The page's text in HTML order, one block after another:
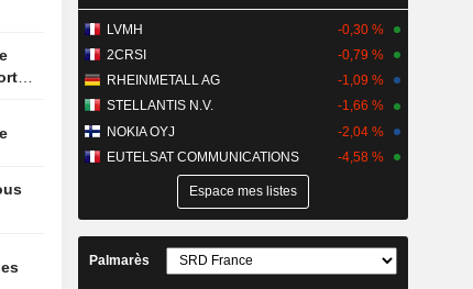
LVMH
-0,30 %
2CRSI
-0,79 %
RHEINMETALL AG
-1,09 %
STELLANTIS N.V.
-1,66 %
NOKIA OYJ
-2,04 %
EUTELSAT COMMUNICATIONS
-4,58 %
Espace mes listes
Palmarès